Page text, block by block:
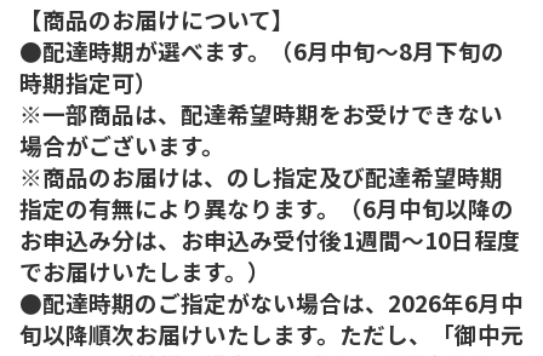
【商品のお届けについて】
●配達時期が選べます。（6月中旬～8月下旬の
時期指定可）
※一部商品は、配達希望時期をお受けできない
場合がございます。
※商品のお届けは、のし指定及び配達希望時期
指定の有無により異なります。（6月中旬以降の
お申込み分は、お申込み受付後1週間～10日程度
でお届けいたします。）
●配達時期のご指定がない場合は、2026年6月中
旬以降順次お届けいたします。ただし、「御中元